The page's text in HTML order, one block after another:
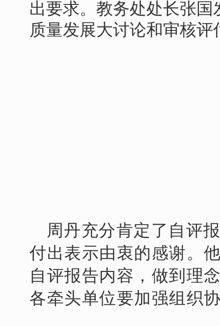
出要求。教务处处长张
质量发展大讨论和审核
周丹充分肯定了自评
付出表示由衷的感谢。
自评报告内容，做到理
各牵头单位要加强组织